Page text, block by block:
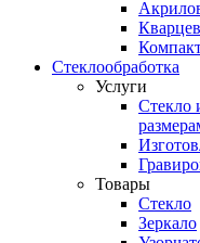
Стеклообработка
Услуги
Стекло
Товары
Стекло
Зеркало